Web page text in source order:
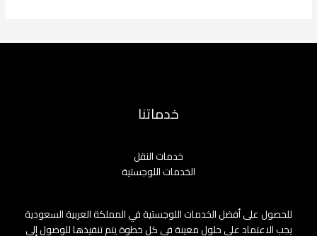
خدماتنا
خدمات النقل
الخدمات اللوجستية
للحصول على أفضل الخدمات اللوجستية في المملكة العربية السعودية
يجب الاعتماد على حلول معينة في كل خطوة يتم تنفيذها للوصول إلى